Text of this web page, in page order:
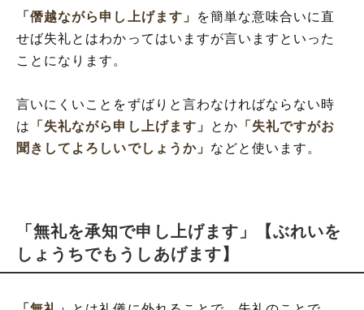
「僭越ながら申し上げます」
を簡単な意味合いに直
せば失礼とはわかってはいますが言いますといった
ことになります。
言いにくいことをずばりと言わなければならない時
は
「失礼ながら申し上げます」 とか 「失礼ですがお
聞きしてよろしいでしょうか」 などと使います。
「無礼を承知で申し上げます」【ぶれいを
しょうちでもうしあげます】